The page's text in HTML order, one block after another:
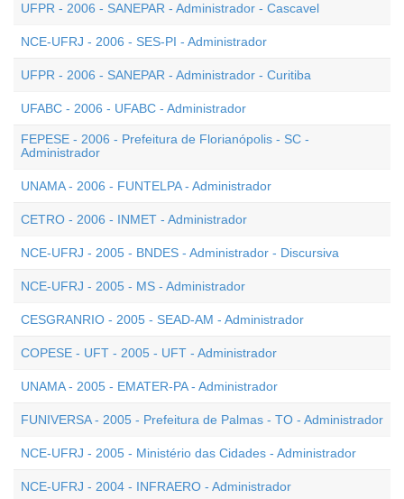
UFPR - 2006 - SANEPAR - Administrador - Cascavel
NCE-UFRJ - 2006 - SES-PI - Administrador
UFPR - 2006 - SANEPAR - Administrador - Curitiba
UFABC - 2006 - UFABC - Administrador
FEPESE - 2006 - Prefeitura de Florianópolis - SC -
Administrador
UNAMA - 2006 - FUNTELPA - Administrador
CETRO - 2006 - INMET - Administrador
NCE-UFRJ - 2005 - BNDES - Administrador - Discursiva
NCE-UFRJ - 2005 - MS - Administrador
CESGRANRIO - 2005 - SEAD-AM - Administrador
COPESE - UFT - 2005 - UFT - Administrador
UNAMA - 2005 - EMATER-PA - Administrador
FUNIVERSA - 2005 - Prefeitura de Palmas - TO - Administrador
NCE-UFRJ - 2005 - Ministério das Cidades - Administrador
NCE-UFRJ - 2004 - INFRAERO - Administrador